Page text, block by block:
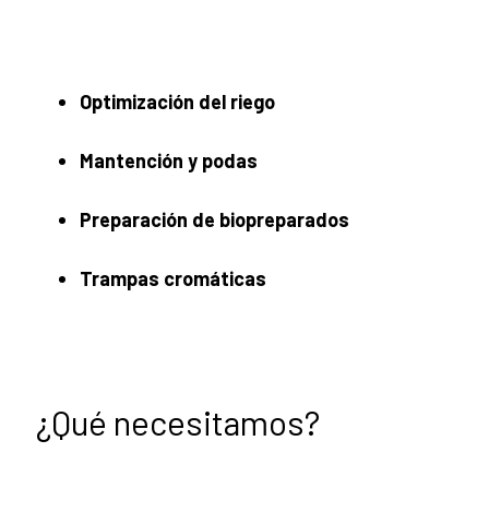
Optimización del riego
Mantención y podas
Preparación de biopreparados
Trampas cromáticas
¿Qué necesitamos?